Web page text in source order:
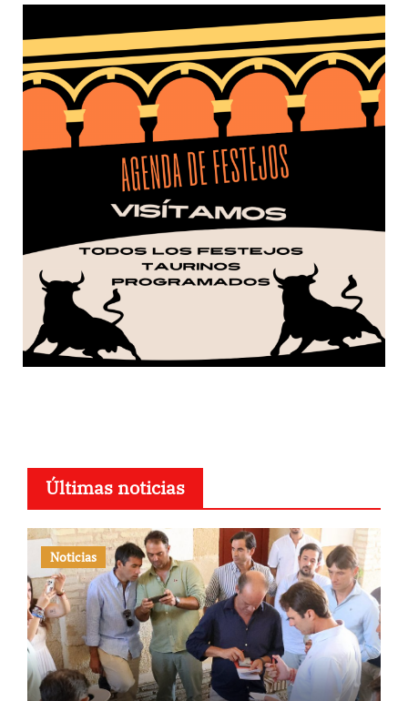
Últimas noticias
Noticias